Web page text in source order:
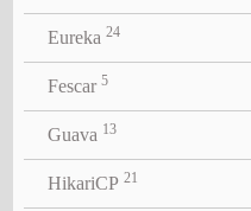
Eureka 24
Fescar 5
Guava 13
HikariCP 21